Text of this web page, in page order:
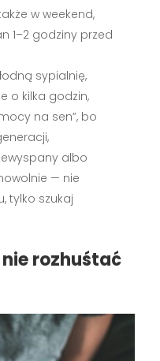
w weekend,
1–2 godziny przed
sypialnię,
o kilka godzin,
na sen”, bo
albo
— nie
tylko szukaj
nie rozhuśtać